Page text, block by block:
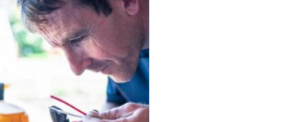
og bekymringer, mens et
dårligt valg let ender i
forsinkelser,
ekstraregninger og
ueni...